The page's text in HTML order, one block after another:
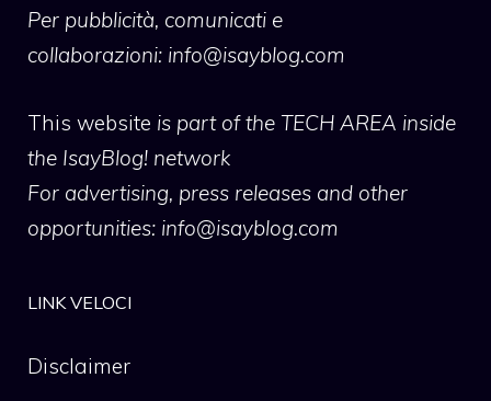
Per pubblicità, comunicati e
collaborazioni: info@isayblog.com
This website is part of the TECH AREA inside
the IsayBlog! network
For advertising, press releases and other
opportunities: info@isayblog.com
LINK VELOCI
Disclaimer